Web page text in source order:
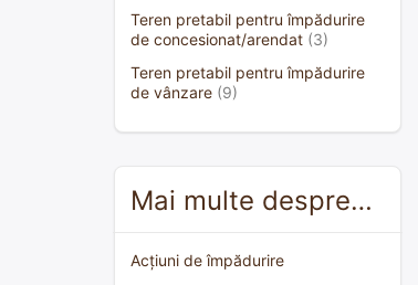
Teren pretabil pentru împădurire
de concesionat/arendat (3)
Teren pretabil pentru împădurire
de vânzare (9)
Mai multe despre…
Acțiuni de împădurire